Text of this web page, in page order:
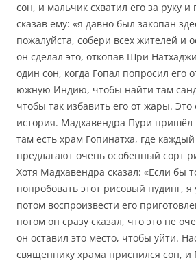
сон, и мальчик схватил его за руку и
сказав ему: «я давно был закопан
пожалуйста, собери всех жителей и
он сделал это, откопав Шри
один сон, когда Гопал попросил его
южную Индию, чтобы найти там
чтобы так избавить его от жары.
история. Мадхавендра Пури пришёл
там есть храм Гопинатха, где
предлагают очень особенный сорт
Хотя Мадхавендра сказал: «Если бы
попробовать этот рисовый пудинг,
потом воспроизвести его
потом он сразу сказал, что это не
он оставил это место, чтобы уйти.
священнику храма приснился сон, и